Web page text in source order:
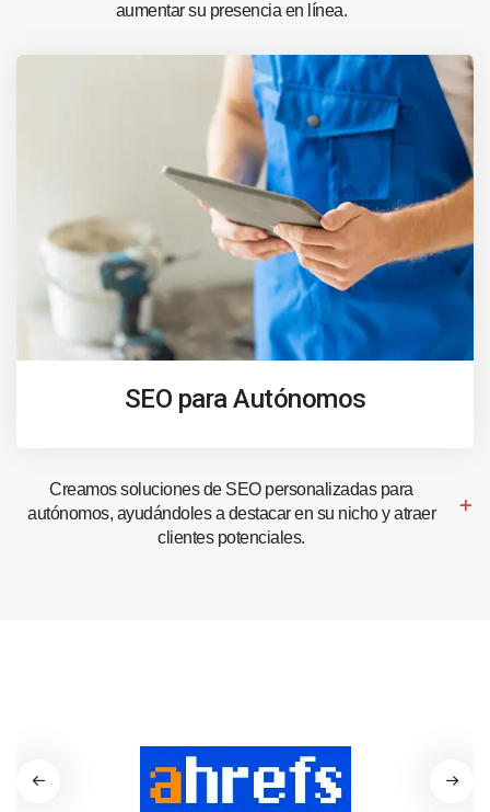
aumentar su presencia en línea.
SEO para Autónomos
Creamos soluciones de SEO personalizadas para
autónomos, ayudándoles a destacar en su nicho y atraer
clientes potenciales.